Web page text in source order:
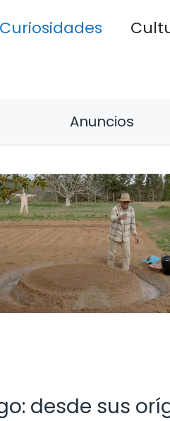
Curiosidades
Anuncios
desde sus